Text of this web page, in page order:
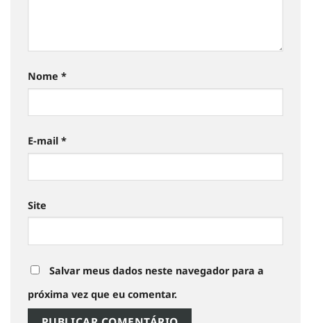
Nome *
E-mail *
Site
Salvar meus dados neste navegador para a
próxima vez que eu comentar.